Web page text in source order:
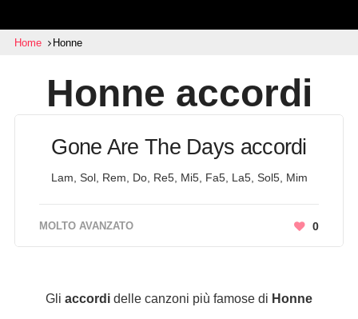
Home Honne
Honne accordi
Gone Are The Days accordi
Lam, Sol, Rem, Do, Re5, Mi5, Fa5, La5, Sol5, Mim
MOLTO AVANZATO 0
Gli accordi delle canzoni più famose di Honne